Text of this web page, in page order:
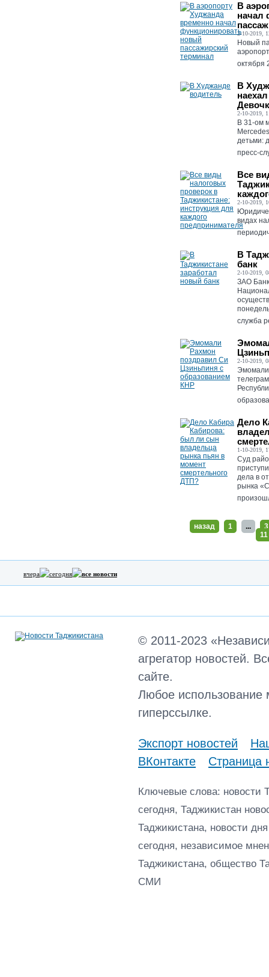
В
начал
2-10-2019,
Новый
октября
В
2-10-2019,
В 31-ом
детьми:
пресс-
Все
2-10-2019,
видах
В
банк
2-10-2019,
ЗАО
служба
2-10-2019,
Эмомали
Дело
1-10-2019,
Суд
дела в
рынка
назад 1 ...
3
11
вчера сегодня все новости
© 2011-2023
агрегатор новостей.
сайте.
Любое использование
гиперссылке.
Экспорт новостей
ВКонтакте
Страница
Ключевые слова: новости
сегодня, Таджикистан
Таджикистана, новости
сегодня, независимое
Таджикистана, общество
СМИ